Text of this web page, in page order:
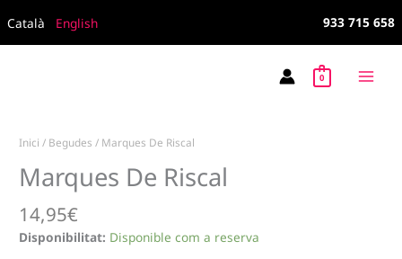
al
contingut
Català English 933 715 658
0
Inici / Begudes / Marques De Riscal
Marques De Riscal
14,95€
Disponibilitat: Disponible com a reserva